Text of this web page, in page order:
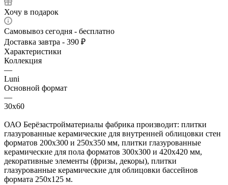
Хочу в подарок
Самовывоз сегодня - бесплатно
Доставка завтра - 390 ₽
Характеристики
Коллекция
—
Luni
Основной формат
—
30х60
ОАО Берёзастройматериалы фабрика производит: плитки
глазурованные керамические для внутренней облицовки стен
форматов 200х300 и 250х350 мм, плитки глазурованные
керамические для пола форматов 300х300 и 420х420 мм,
декоративные элементы (фризы, декоры), плитки
глазурованные керамические для облицовки бассейнов
формата 250х125 м.